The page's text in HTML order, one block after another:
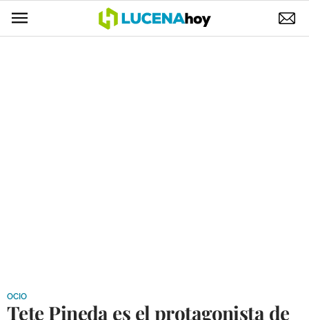
OCIO
Tete Pineda es el protagonista de